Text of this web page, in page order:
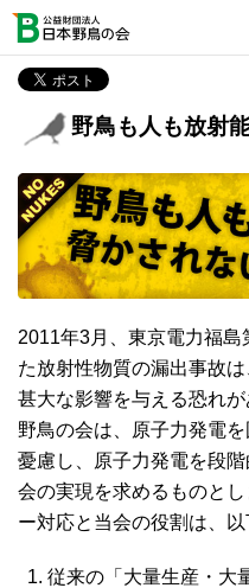
野鳥も人も放射
2011年3月、東京電力福
た放射性物質の漏出事故
甚大な影響を与える恐れ
野鳥の会は、原子力発電
憂慮し、原子力発電を段
会の実現を求めるものと
ー対応と当会の役割は、以
従来の「大量生産・大